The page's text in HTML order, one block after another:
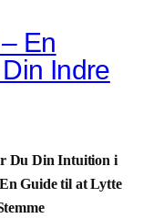
En
Indre
Du Din Intuition i
Guide til at Lytte